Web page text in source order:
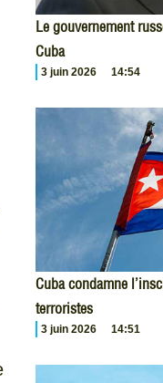
Le gouvernement
Cuba
3 juin 2026 14:54
Cuba condamne
terroristes
3 juin 2026 14:51